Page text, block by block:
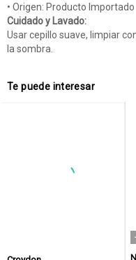
• Origen: Producto Importado
Cuidado y Lavado:
Usar cepillo suave, limpiar
la sombra.
Te puede interesar